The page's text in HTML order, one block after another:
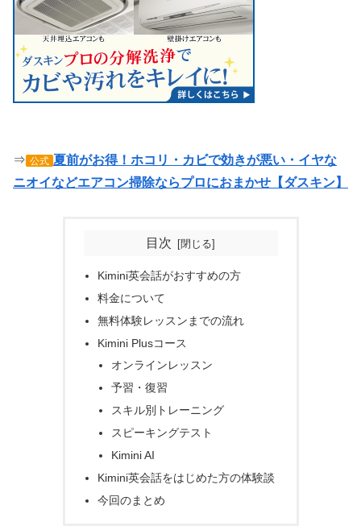
⇒ 公式 夏前がお得！ホコリ・カビで効きが悪い・イヤな
ニオイなどエアコン掃除ならプロにおまかせ【ダスキン】
目次
Kimini英会話がおすすめの方
料金について
無料体験レッスンまでの流れ
Kimini Plusコース
オンラインレッスン
予習・復習
スキル別トレーニング
スピーキングテスト
Kimini AI
Kimini英会話をはじめた方の体験談
今回のまとめ